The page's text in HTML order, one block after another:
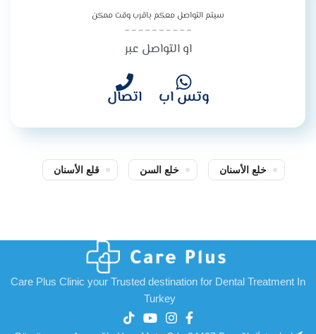
سيتم التواصل معكم باقرب وقت ممكن
او التواصل عبر
وتس اب اتصال
خلع الأسنان خلع السن قلع الأسنان
Care Plus Clinic your Trusted destination for Dental Treatment In
Turkey